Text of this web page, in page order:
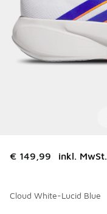
€ 149,99 inkl. MwSt.
Cloud White-Lucid Blue